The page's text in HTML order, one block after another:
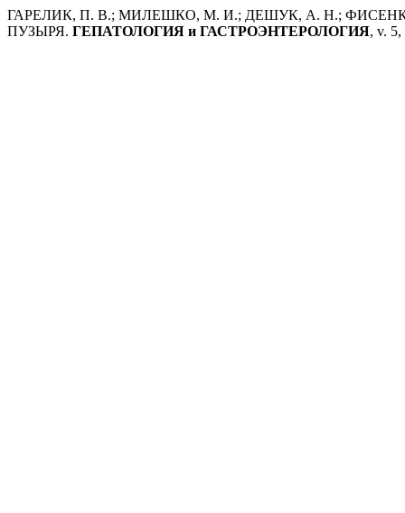
ГАРЕЛИК, П. В.; МИЛЕШКО, М. И.; ДЕШУК, А. Н.;
ПУЗЫРЯ. ГЕПАТОЛОГИЯ и ГАСТРОЭНТЕРОЛОГИЯ, v.